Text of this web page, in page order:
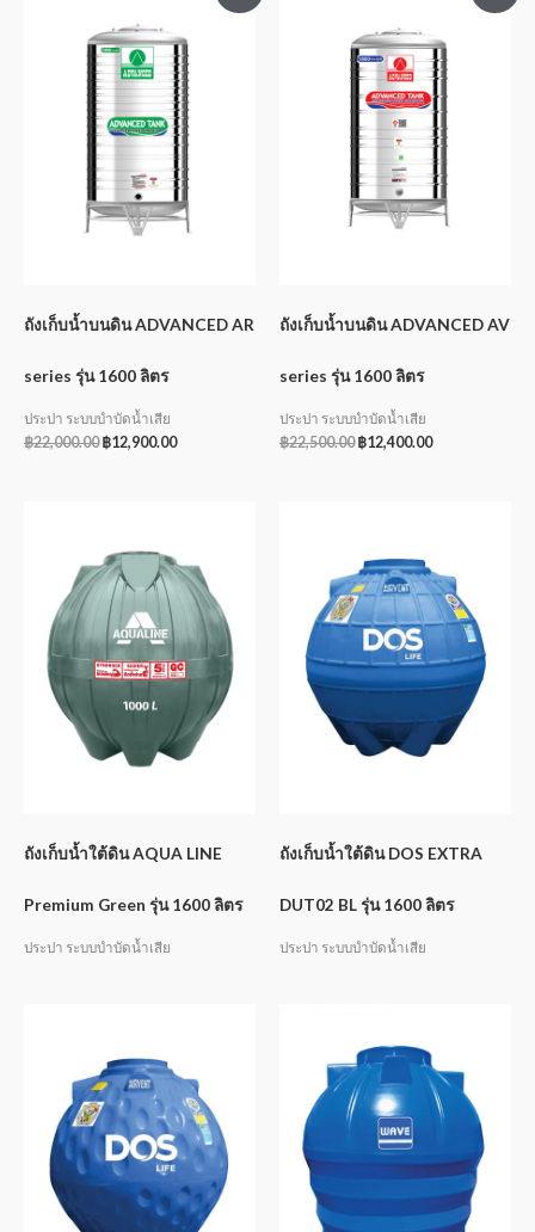
ถังเก็บน้ำบนดิน ADVANCED AR
series รุ่น 1600 ลิตร
ประปา ระบบบำบัดน้ำเสีย
฿22,000.00 ฿12,900.00
ถังเก็บน้ำบนดิน ADVANCED AV
series รุ่น 1600 ลิตร
ประปา ระบบบำบัดน้ำเสีย
฿22,500.00 ฿12,400.00
ถังเก็บน้ำใต้ดิน AQUA LINE
Premium Green รุ่น 1600 ลิตร
ประปา ระบบบำบัดน้ำเสีย
ถังเก็บน้ำใต้ดิน DOS EXTRA
DUT02 BL รุ่น 1600 ลิตร
ประปา ระบบบำบัดน้ำเสีย